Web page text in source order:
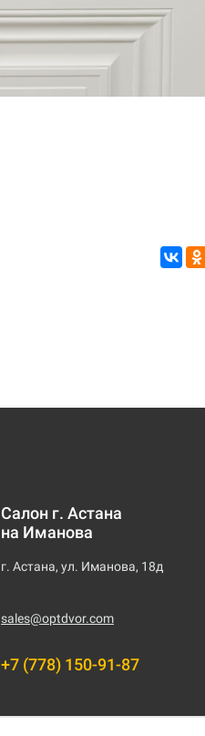
Салон г. Астана
на Иманова
г. Астана, ул. Иманова, 18д
sales@optdvor.com
+7 (778) 150-91-87